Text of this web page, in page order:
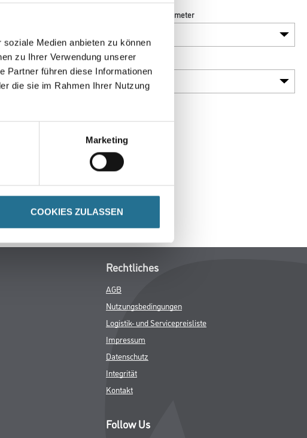
Medien anbieten zu können
zu Ihrer Verwendung unserer
Partner führen diese Informationen
die sie im Rahmen Ihrer Nutzung
Marketing
COOKIES ZULASSEN
Länge in centimeter
Gebinde
Rechtliches
AGB
Nutzungsbedingungen
Logistik- und Servicepreisliste
Impressum
Datenschutz
Integrität
Kontakt
Follow Us